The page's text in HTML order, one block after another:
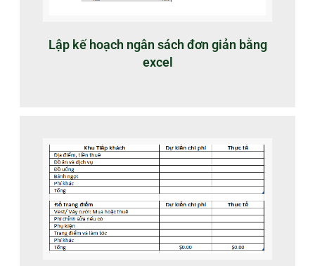
Lập kế hoạch ngân sách đơn giản bằng
excel